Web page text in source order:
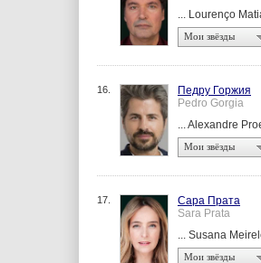
... Lourenço
Мои звёзды
16.
Педру Горжия
Pedro Gorgia
... Alexandre
Мои звёзды
17.
Сара Прата
Sara Prata
... Susana
Мои звёзды